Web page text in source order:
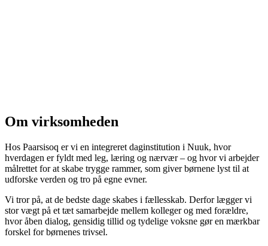
Om virksomheden
Hos Paarsisoq er vi en integreret daginstitution i Nuuk, hvor
hverdagen er fyldt med leg, læring og nærvær – og hvor vi arbejder
målrettet for at skabe trygge rammer, som giver børnene lyst til at
udforske verden og tro på egne evner.
Vi tror på, at de bedste dage skabes i fællesskab. Derfor lægger vi
stor vægt på et tæt samarbejde mellem kolleger og med forældre,
hvor åben dialog, gensidig tillid og tydelige voksne gør en mærkbar
forskel for børnenes trivsel.